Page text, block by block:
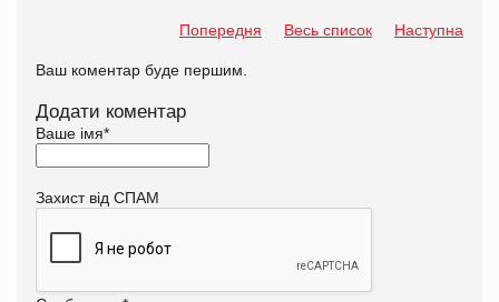
Попередня Весь список Наступна
Ваш коментар буде першим.
Додати коментар
Ваше імя*
Захист від СПАМ